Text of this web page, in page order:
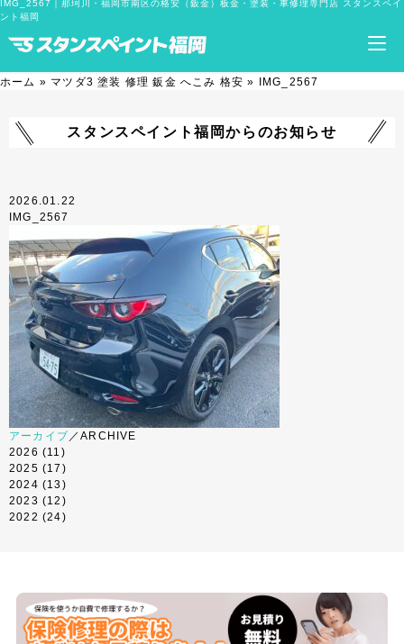
IMG_2567｜那珂川・福岡市南区の格安（鈑金）板金・塗装・車修理専門店 スタンスペイ
ント福岡
ホーム » マツダ3 塗装 修理 鈑金 へこみ 格安 » IMG_2567
スタンスペイント福岡からのお知らせ
2026.01.22
IMG_2567
アーカイブ ／ARCHIVE
2026 (11)
2025 (17)
2024 (13)
2023 (12)
2022 (24)